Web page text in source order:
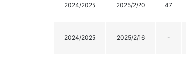
2024/2025 2025/2/20 47
2024/2025 2025/2/16 -